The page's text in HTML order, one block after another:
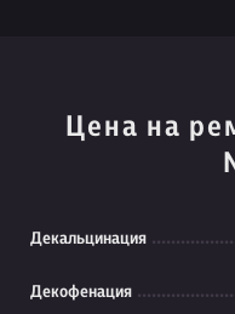
Цена на
Декальцинация
Декофенация